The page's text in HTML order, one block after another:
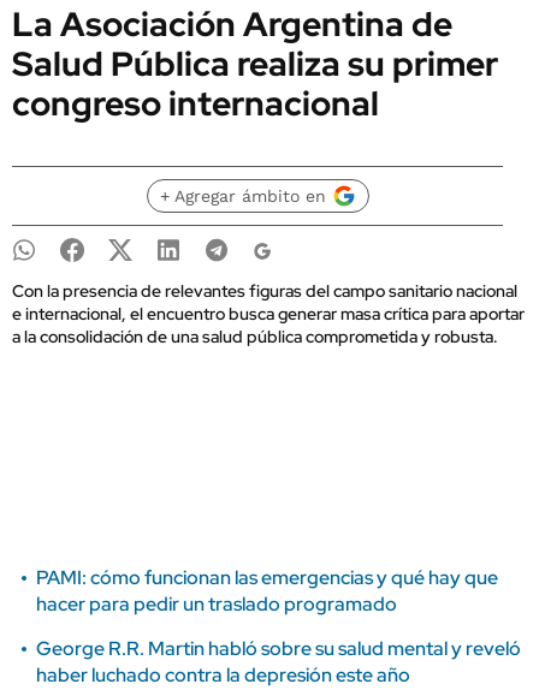
La Asociación Argentina de
Salud Pública realiza su primer
congreso internacional
+ Agregar ámbito en
Con la presencia de relevantes figuras del campo sanitario nacional
e internacional, el encuentro busca generar masa crítica para aportar
a la consolidación de una salud pública comprometida y robusta.
PAMI: cómo funcionan las emergencias y qué hay que
hacer para pedir un traslado programado
George R.R. Martin habló sobre su salud mental y reveló
haber luchado contra la depresión este año